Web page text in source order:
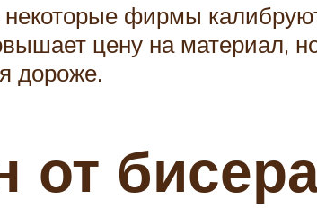
фирмы
цену на материал,
дороже.
от